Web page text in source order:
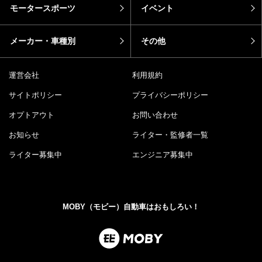
モータースポーツ イベント
メーカー・車種別 その他
運営会社 利用規約
サイトポリシー プライバシーポリシー
オプトアウト お問い合わせ
お知らせ ライター・監修者一覧
ライター募集中 エンジニア募集中
MOBY（モビー）自動車はおもしろい！